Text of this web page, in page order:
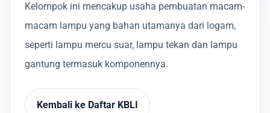
Kelompok ini mencakup usaha pembuatan macam-
macam lampu yang bahan utamanya dari logam,
seperti lampu mercu suar, lampu tekan dan lampu
gantung termasuk komponennya.
Kembali ke Daftar KBLI